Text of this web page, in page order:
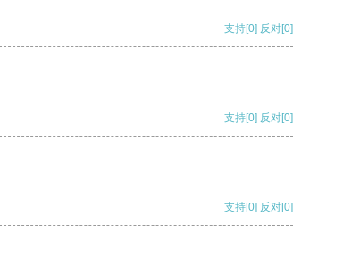
支持[0] 反对[0]
支持[0] 反对[0]
支持[0] 反对[0]